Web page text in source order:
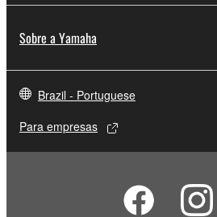
Sobre a Yamaha
Brazil - Portuguese
Para empresas